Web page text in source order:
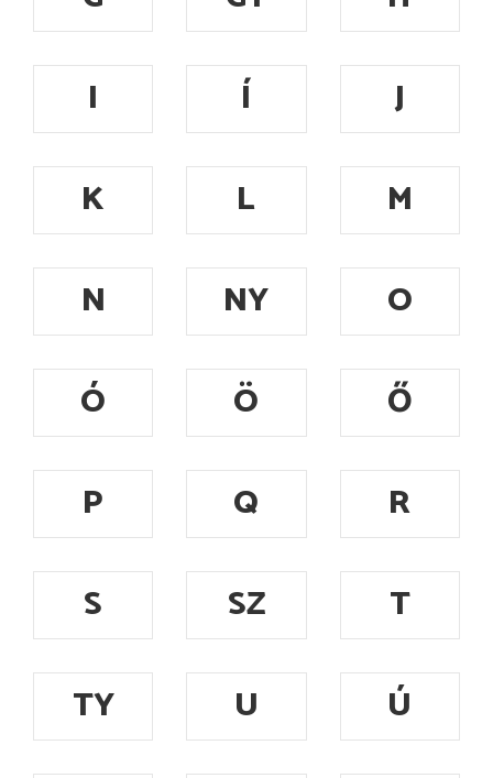
I
Í
J
K
L
M
N
NY
O
Ó
Ö
Ő
P
Q
R
S
SZ
T
TY
U
Ú